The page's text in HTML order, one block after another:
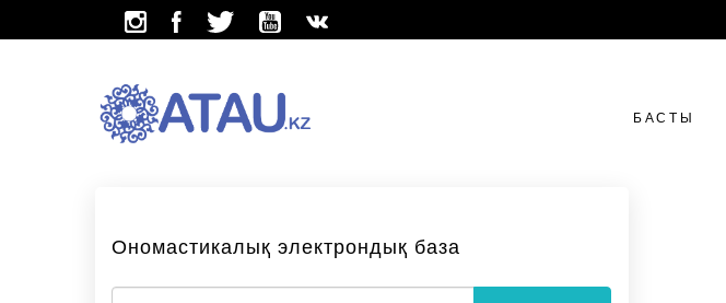
БАСТЫ
Ономастикалық электрондық база